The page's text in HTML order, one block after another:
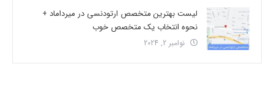
لیست بهترین متخصص ارتودنسی در میرداماد +
نحوه انتخاب یک متخصص خوب
نوامبر 2, 2024